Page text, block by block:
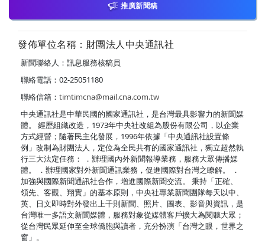
推廣新聞稿
發佈單位名稱：財團法人中央通訊社
新聞聯絡人：訊息服務核稿員
聯絡電話：02-25051180
聯絡信箱： timtimcna@mail.cna.com.tw
中央通訊社是中華民國的國家通訊社，是台灣最具影響力的新聞媒
體。 經歷組織改造，1973年中央社改組為股份有限公司，以企業
方式經營；隨著民主化發展，1996年依據「中央通訊社設置條
例」改制為財團法人，定位為全民共有的國家通訊社，獨立超然執
行三大法定任務： ．辦理國內外新聞報導業務，服務大眾傳播媒
體。 ．辦理國家對外新聞通訊業務，促進國際對台灣之瞭解。 ．
加強與國際新聞通訊社合作，增進國際新聞交流。 秉持「正確、
領先、客觀、翔實」的基本原則，中央社專業新聞團隊每天以中、
英、日文即時對外發出上千則新聞、照片、圖表、影音與資訊，是
台灣唯一多語文新聞媒體，服務對象從媒體客戶擴大為閱聽大眾；
從台灣民眾延伸至全球僑胞與讀者，充分扮演「台灣之眼，世界之
窗」。